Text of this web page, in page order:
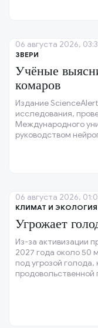
ЗВЕРИ
Учёные
комаров
Издание
исследования,
Международного
руководством
06 августа 2026,
КЛИМАТ И ЭКОЛОГИЯ
Угрожает
Из-за активизации
2027 года около 50
под угрозой
06 августа 2026,